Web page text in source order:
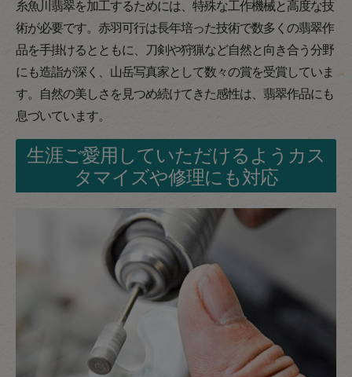
糸魚川翡翠を加工するためには、特殊な工作機械と高度な技
術が必要です。赤羽可行は長年培った技術で数多くの翡翠作
品を手掛けるとともに、刀剣や狩猟など自然と向き合う分野
にも造詣が深く、山岳写真家として数々の賞を受賞していま
す。自然の美しさを見つめ続けてきた感性は、翡翠作品にも
息づいています。
生涯ご愛用していただけるようカス
タマイズや修理にも対応